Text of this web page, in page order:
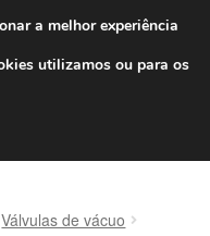
7 EUR
800 500 967
Válvulas de vácuo
a melhor experiência
utilizamos ou para os